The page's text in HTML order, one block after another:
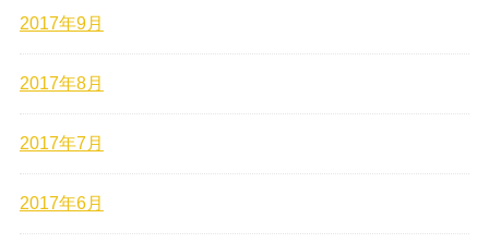
2017年9月
2017年8月
2017年7月
2017年6月